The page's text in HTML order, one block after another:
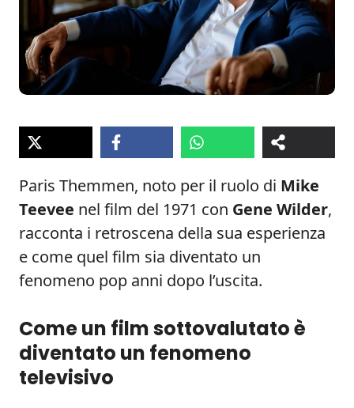
Paris Themmen, noto per il ruolo di Mike
Teevee nel film del 1971 con Gene Wilder,
racconta i retroscena della sua esperienza
e come quel film sia diventato un
fenomeno pop anni dopo l’uscita.
Come un film sottovalutato è
diventato un fenomeno
televisivo